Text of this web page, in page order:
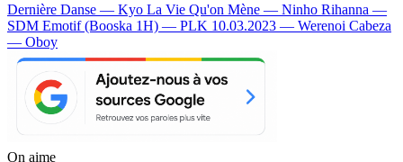
Dernière Danse — Kyo La Vie Qu'on Mène — Ninho Rihanna —
SDM Emotif (Booska 1H) — PLK 10.03.2023 — Werenoi Cabeza
— Oboy
On aime